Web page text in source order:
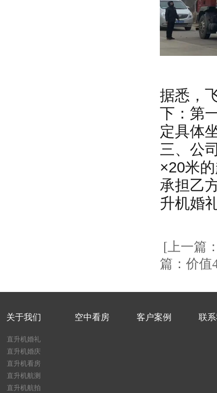
据悉，
下：第
定具体
三、公
×20米
承担乙
升机婚
[上一篇
篇：价值
关于我们
直升机婚礼
直升机婚庆
直升机看房
直升机航测
直升机航拍
空中看房 客户案例 联